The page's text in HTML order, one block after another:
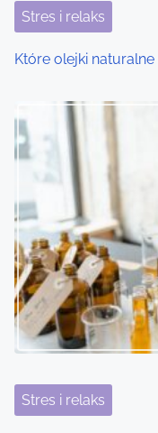
t
i
n
Stres i relaks
Które olejki
Stres i relaks